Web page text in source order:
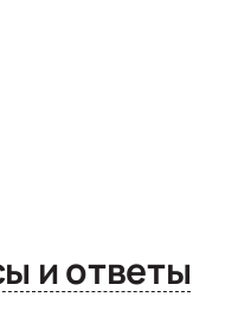
Вопросы и ответы